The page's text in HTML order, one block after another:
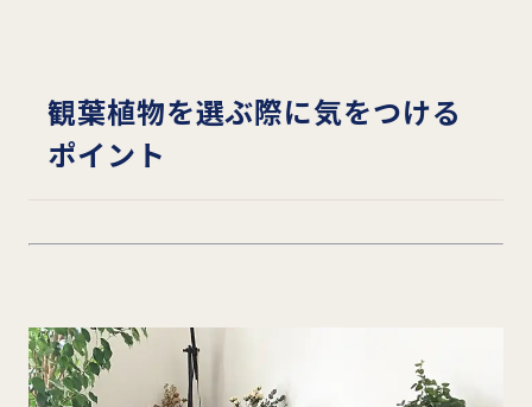
観葉植物を選ぶ際に気をつける
ポイント